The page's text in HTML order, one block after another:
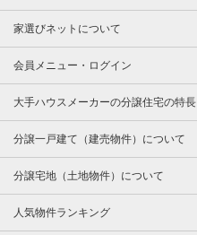
家選びネットについて
会員メニュー・ログイン
大手ハウスメーカーの分譲住宅の特長
分譲一戸建て（建売物件）について
分譲宅地（土地物件）について
人気物件ランキング